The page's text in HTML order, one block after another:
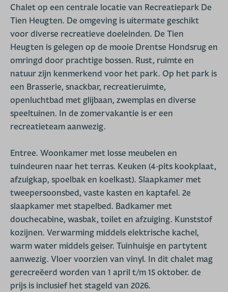
Chalet op een centrale locatie van Recreatiepark De
Tien Heugten. De omgeving is uitermate geschikt
voor diverse recreatieve doeleinden. De Tien
Heugten is gelegen op de mooie Drentse Hondsrug en
omringd door prachtige bossen. Rust, ruimte en
natuur zijn kenmerkend voor het park. Op het park is
een Brasserie, snackbar, recreatieruimte,
openluchtbad met glijbaan, zwemplas en diverse
speeltuinen. In de zomervakantie is er een
recreatieteam aanwezig.
Entree. Woonkamer met losse meubelen en
tuindeuren naar het terras. Keuken (4-pits kookplaat,
afzuigkap, spoelbak en koelkast). Slaapkamer met
tweepersoonsbed, vaste kasten en kaptafel. 2e
slaapkamer met stapelbed. Badkamer met
douchecabine, wasbak, toilet en afzuiging. Kunststof
kozijnen. Verwarming middels elektrische kachel,
warm water middels geiser. Tuinhuisje en partytent
aanwezig. Vloer voorzien van vinyl. In dit chalet mag
gerecreëerd worden van 1 april t/m 15 oktober. de
prijs is inclusief het stageld van 2026.